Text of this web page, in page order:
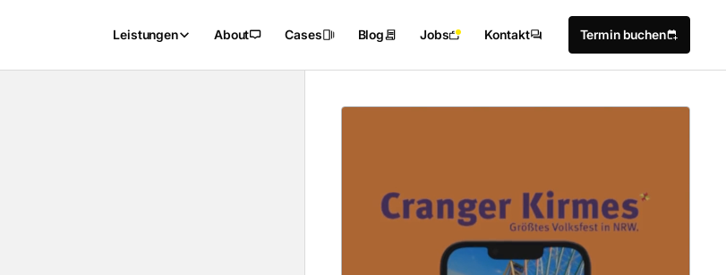
Leistungen About Cases Blog Jobs Kontakt Termin buchen